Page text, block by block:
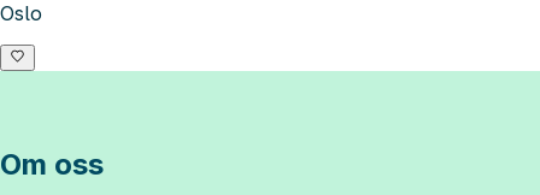
Oslo
Om oss